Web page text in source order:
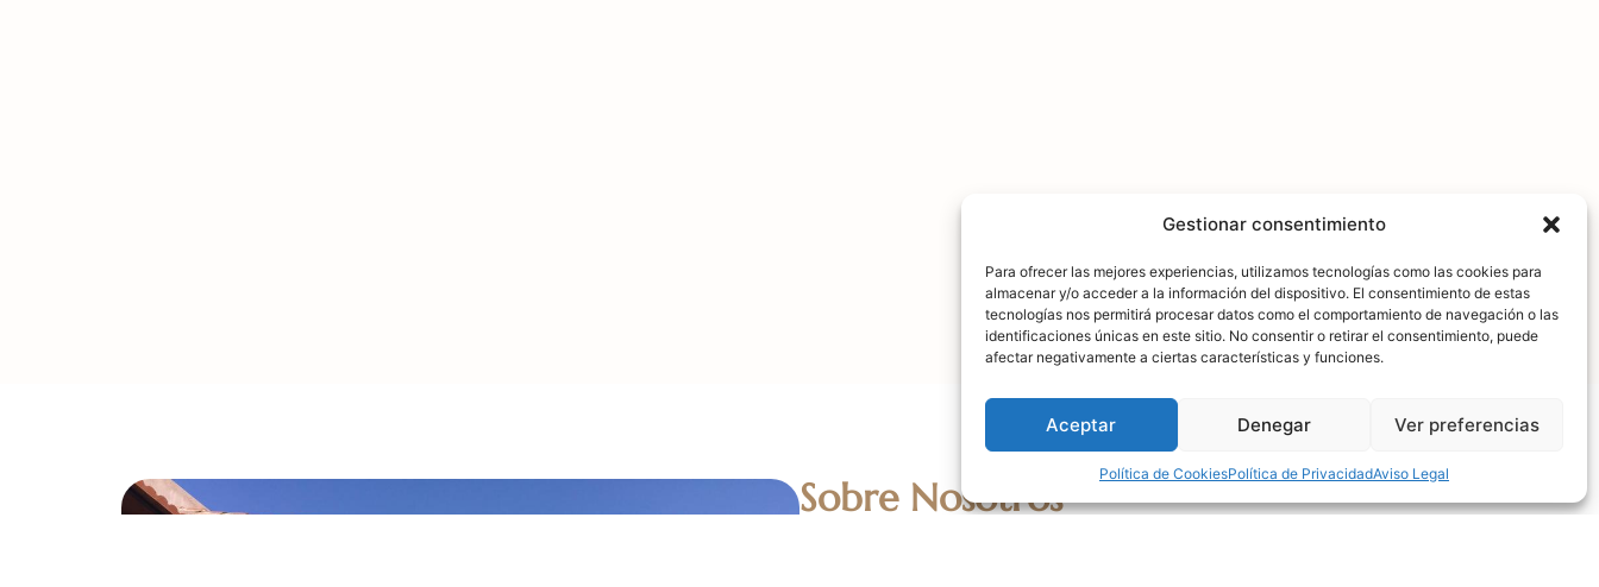
Gestionar consentimiento
Para ofrecer las mejores experiencias, utilizamos tecnologías como las cookies para
almacenar y/o acceder a la información del dispositivo. El consentimiento de estas
tecnologías nos permitirá procesar datos como el comportamiento de navegación o las
identificaciones únicas en este sitio. No consentir o retirar el consentimiento, puede
afectar negativamente a ciertas características y funciones.
Aceptar Denegar Ver preferencias
Política de CookiesPolítica de PrivacidadAviso Legal
Sobre Nosotros